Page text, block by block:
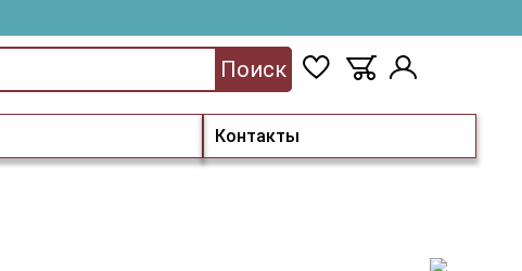
Контакты
Поиск